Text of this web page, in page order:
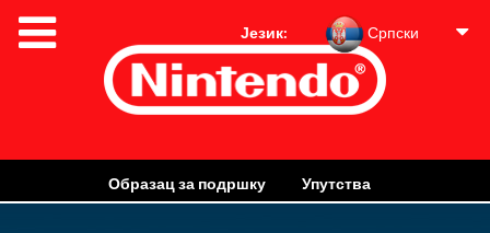
Језик: Српски
Образац за подршку Упутства